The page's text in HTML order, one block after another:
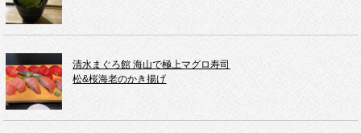
清水まぐろ館 海山で極上マグロ寿司
松&桜海老のかき揚げ